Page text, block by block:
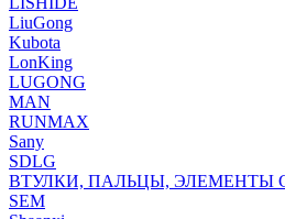
LiuGong
Kubota
LonKing
LUGONG
MAN
RUNMAX
Sany
SDLG
ВТУЛКИ, ПАЛЬЦЫ, ЭЛЕМЕНТЫ
SEM